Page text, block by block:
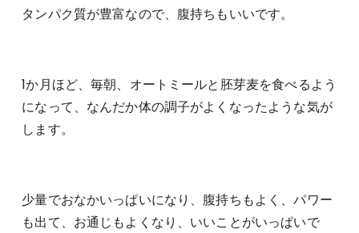
タンパク質が豊富なので、腹持ちもいいです。
1か月ほど、毎朝、オートミールと胚芽麦を食べるよう
になって、なんだか体の調子がよくなったような気が
します。
少量でおなかいっぱいになり、腹持ちもよく、パワー
も出て、お通じもよくなり、いいことがいっぱいで